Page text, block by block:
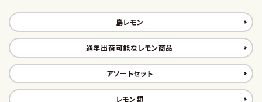
島レモン
通年出荷可能なレモン商品
アソートセット
レモン類